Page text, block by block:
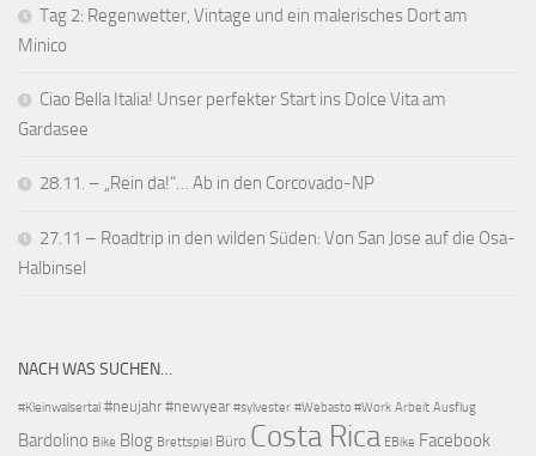
Tag 2: Regenwetter, Vintage und ein malerisches Dort am
Minico
Ciao Bella Italia! Unser perfekter Start ins Dolce Vita am
Gardasee
28.11. – „Rein da!“… Ab in den Corcovado-NP
27.11 – Roadtrip in den wilden Süden: Von San Jose auf die Osa-
Halbinsel
NACH WAS SUCHEN…
#Kleinwalsertal #neujahr #newyear #sylvester #Webasto #Work Arbeit Ausflug
Bardolino Bike Blog Brettspiel Büro Costa Rica EBike Facebook